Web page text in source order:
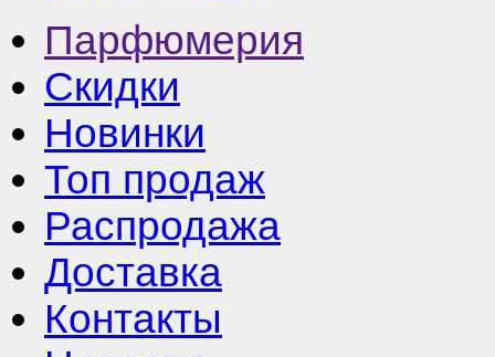
Парфюмерия
Скидки
Новинки
Топ продаж
Распродажа
Доставка
Контакты